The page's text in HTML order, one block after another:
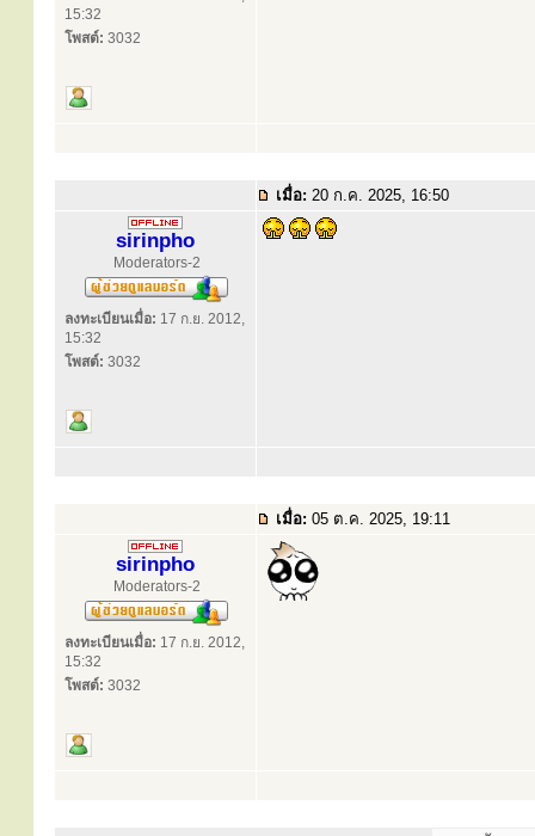
15:32
โพสต์: 3032
เมื่อ: 20 ก.ค. 2025, 16:50
sirinpho
Moderators-2
ลงทะเบียนเมื่อ: 17 ก.ย. 2012,
15:32
โพสต์: 3032
เมื่อ: 05 ต.ค. 2025, 19:11
sirinpho
Moderators-2
ลงทะเบียนเมื่อ: 17 ก.ย. 2012,
15:32
โพสต์: 3032